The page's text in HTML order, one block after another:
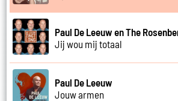
Paul De Leeuw en The
Jij wou mij totaal
Paul De Leeuw
Jouw armen